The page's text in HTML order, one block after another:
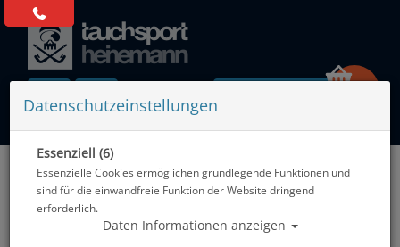
Alle Artikel zeigen aus: Atemregler - Zubehör
Datenschutzeinstellungen
Essenziell (6)
Essenzielle Cookies ermöglichen grundlegende Funktionen und
sind für die einwandfreie Funktion der Website dringend
erforderlich.
Daten Informationen anzeigen